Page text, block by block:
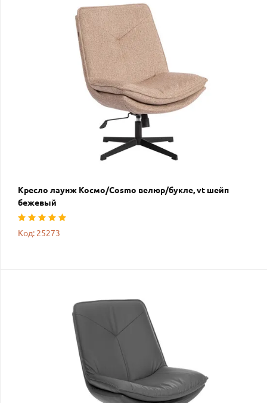
Кресло лаунж Космо/Cosmo велюр/букле, vt шейп
бежевый
Код: 25273